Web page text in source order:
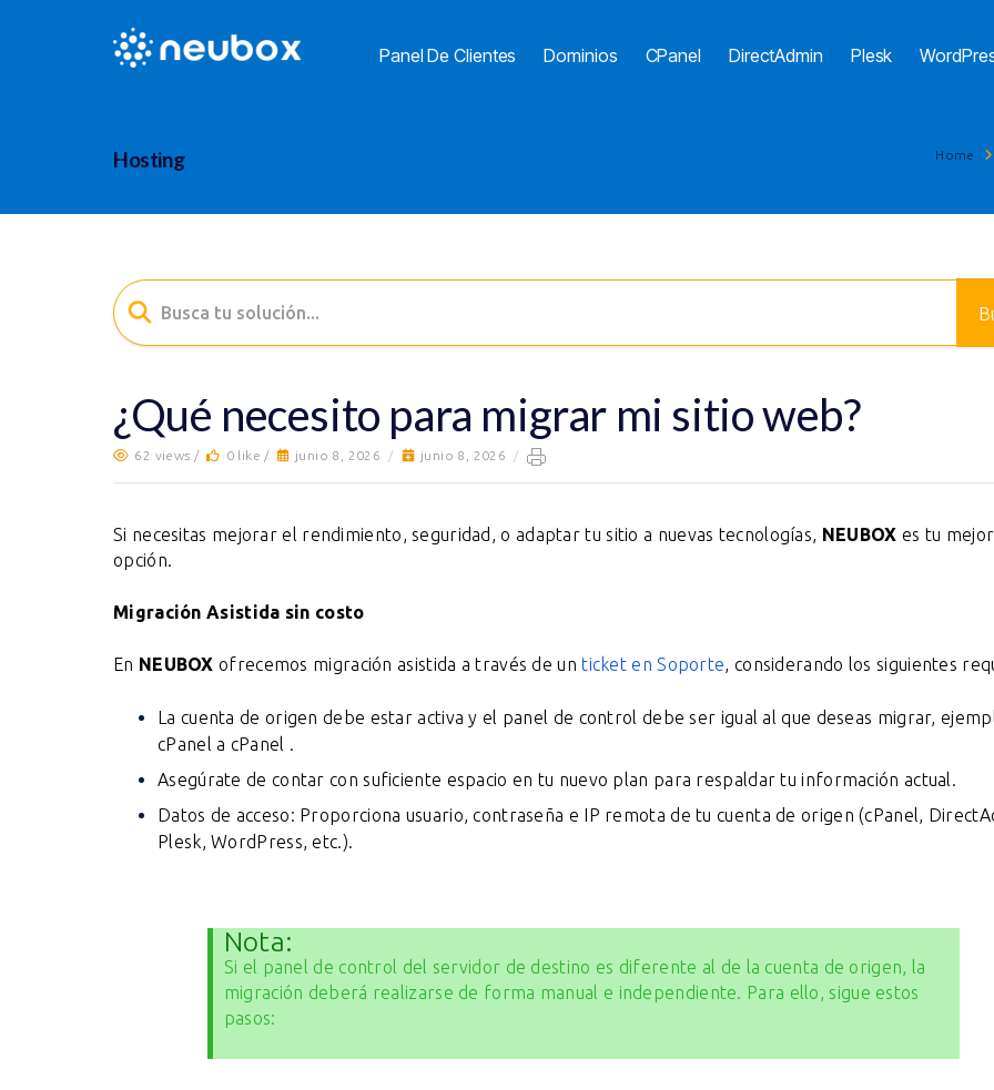
Panel De Clientes Dominios CPanel DirectAdmin Plesk
Home
Hosting
¿Qué necesito para migrar mi sitio web?
62 views / 0 like / junio 8, 2026 / junio 8, 2026 /
Si necesitas mejorar el rendimiento, seguridad, o adaptar tu sitio a nuevas tecnologías, NEUBOX es tu mejor
opción.
Migración Asistida sin costo
En NEUBOX ofrecemos migración asistida a través de unticket en Soporte, considerando los siguientes
La cuenta de origen debe estar activa y el panel de control debe ser igual al que deseas migrar,
cPanel a cPanel .
Asegúrate de contar con suficiente espacio en tu nuevo plan para respaldar tu información actual.
Datos de acceso: Proporciona usuario, contraseña e IP remota de tu cuenta de origen (cPanel,
Plesk, WordPress, etc.).
Nota:
Si el panel de control del servidor de destino es diferente al de la cuenta de origen, la
migración deberá realizarse de forma manual e independiente. Para ello, sigue estos
pasos: